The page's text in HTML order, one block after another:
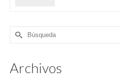
Buscar
por:
Archivos